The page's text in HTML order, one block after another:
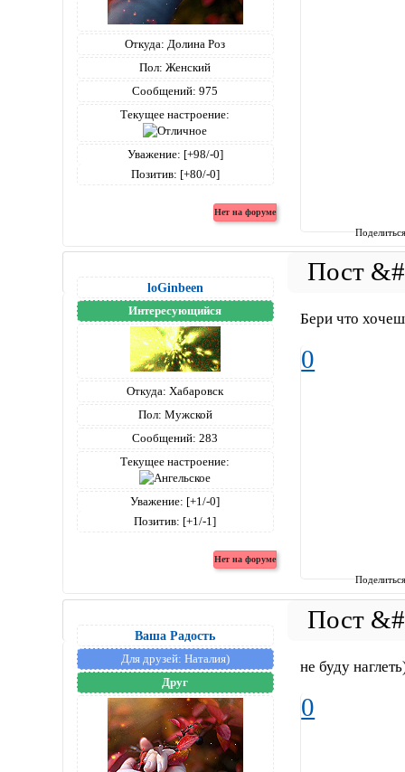
Откуда: Долина Роз
Пол: Женский
Сообщений: 975
Текущее настроение:
Уважение: [+98/-0]
Позитив: [+80/-0]
loGinbeen
Интересующийся
Откуда: Хабаровск
Пол: Мужской
Сообщений: 283
Текущее настроение:
Уважение: [+1/-0]
Позитив: [+1/-1]
Бери что
0
Ваша Радость
Для друзей: Наталия)
Друг
не буду
0